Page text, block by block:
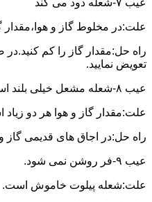
علت:در مخلوط گاز و هوا،مقدار
راه حل:مقدار گاز را کم
تعویض نمایید.
عیب ۸-شعله مشعل خیلی بلند است
علت:مقدار گاز و هوا هر دو
راه حل:در اجاق های قدیمی گاز و
عیب ۹-فر روشن نمی شود.
علت:شعله پیلوت خاموش است.